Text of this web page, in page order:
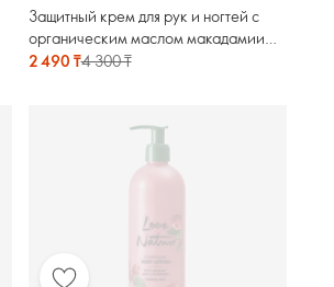
Защитный крем для рук и ногтей с
органическим маслом макадамии
Love Nature. Большой объём
2 490 ₸4 300 ₸